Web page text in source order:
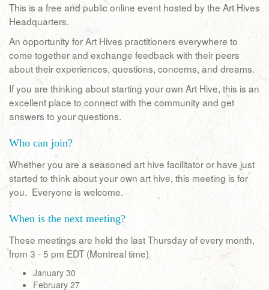
This is a free and public online event hosted by the Art Hives
Headquarters.
An opportunity for Art Hives practitioners everywhere to
come together and exchange feedback with their peers
about their experiences, questions, concerns, and dreams.
If you are thinking about starting your own Art Hive, this is an
excellent place to connect with the community and get
answers to your questions.
Who can join?
Whether you are a seasoned art hive facilitator or have just
started to think about your own art hive, this meeting is for
you. Everyone is welcome.
When is the next meeting?
These meetings are held the last Thursday of every month,
from 3 - 5 pm EDT (Montreal time)
January 30
February 27